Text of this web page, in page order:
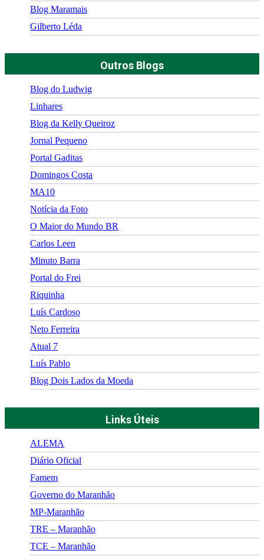
Blog Maramais
Gilberto Léda
Outros Blogs
Blog do Ludwig
Linhares
Blog da Kelly Queiroz
Jornal Pequeno
Portal Gaditas
Domingos Costa
MA10
Notícia da Foto
O Maior do Mundo BR
Carlos Leen
Minuto Barra
Portal do Frei
Riquinha
Luís Cardoso
Neto Ferreira
Atual 7
Luís Pablo
Blog Dois Lados da Moeda
Links Úteis
ALEMA
Diário Oficial
Famem
Governo do Maranhão
MP-Maranhão
TRE – Maranhão
TCE – Maranhão